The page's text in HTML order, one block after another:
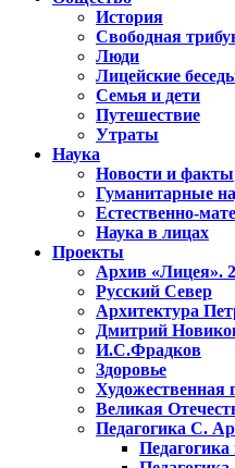
История
Свободная
Люди
Лицейские
Семья и дети
Путешествие
Утраты
Наука
Новости и факты
Гуманитарные
Естественно-
Наука в лицах
Проекты
Архив «Лицея».
Русский Север
Архитектура
Дмитрий
И.С.Фрадков
Здоровье
Художественная
Великая
Педагогика С.